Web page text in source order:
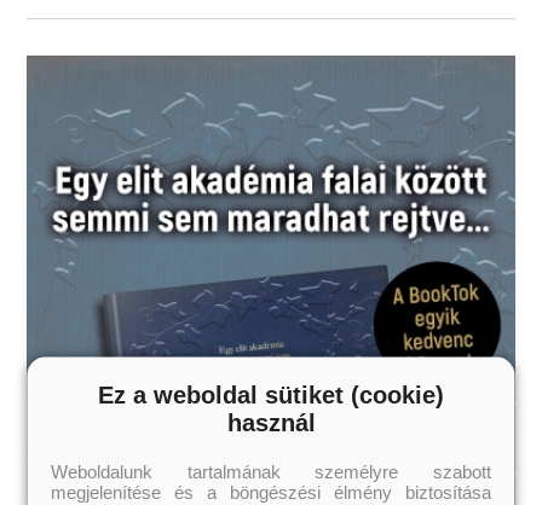
Ez a weboldal sütiket (cookie)
használ
Weboldalunk tartalmának személyre szabott
megjelenítése és a böngészési élmény biztosítása